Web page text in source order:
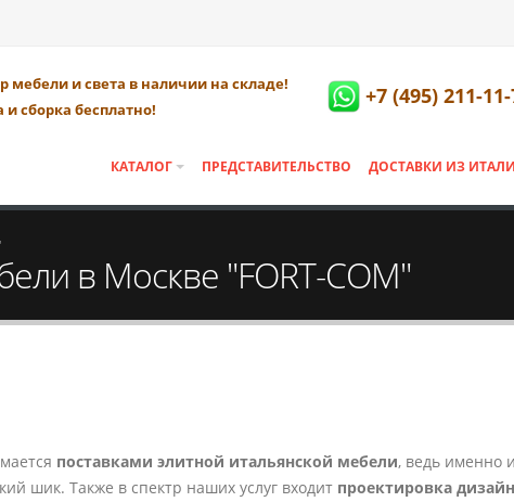
и света в наличии на складе!
сборка бесплатно!
+7 (495) 211-
КАТАЛОГ ПРЕДСТАВИТЕЛЬСТВО ДОСТАВКИ ИЗ
в Москве "FORT-COM"
поставками элитной итальянской мебели, ведь именно
шик. Также в спектр наших услуг входит проектировка